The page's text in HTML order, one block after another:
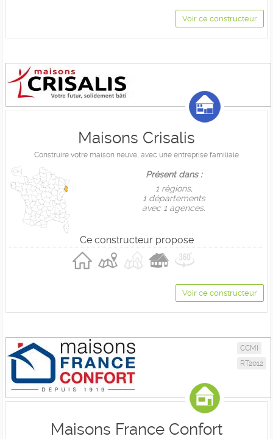
Voir ce constructeur
Maisons Crisalis
Construire votre maison neuve, avec une entreprise familiale
Présent dans :
1 règions,
1 départements
avec 1 agences.
Ce constructeur propose
Voir ce constructeur
CCMI
RT2012
Maisons France Confort